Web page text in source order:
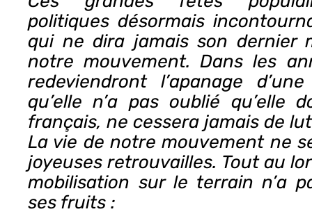
politiques désormais
qui ne dira jamais son dernier
notre mouvement. Dans les
redeviendront l’apanage
qu’elle n’a pas oublié qu’elle
français, ne cessera jamais de
La vie de notre mouvement ne
joyeuses retrouvailles. Tout au
mobilisation sur le terrain n’a
ses fruits :